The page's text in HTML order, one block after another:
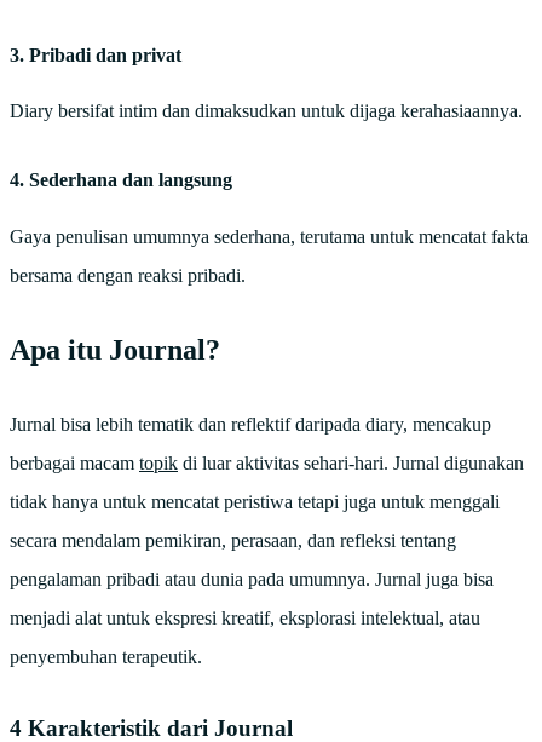
3. Pribadi dan privat
Diary bersifat intim dan dimaksudkan untuk dijaga kerahasiaannya.
4. Sederhana dan langsung
Gaya penulisan umumnya sederhana, terutama untuk mencatat fakta
bersama dengan reaksi pribadi.
Apa itu Journal?
Jurnal bisa lebih tematik dan reflektif daripada diary, mencakup
berbagai macam topik di luar aktivitas sehari-hari. Jurnal digunakan
tidak hanya untuk mencatat peristiwa tetapi juga untuk menggali
secara mendalam pemikiran, perasaan, dan refleksi tentang
pengalaman pribadi atau dunia pada umumnya. Jurnal juga bisa
menjadi alat untuk ekspresi kreatif, eksplorasi intelektual, atau
penyembuhan terapeutik.
4 Karakteristik dari Journal